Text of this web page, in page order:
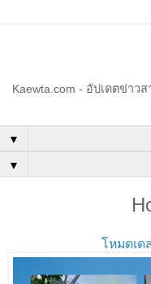
Kaewta.com - อัปเดตข่าว
▼
▼
โหมดเด